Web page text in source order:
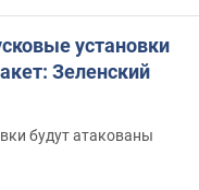
установки
Зеленский
будут атакованы